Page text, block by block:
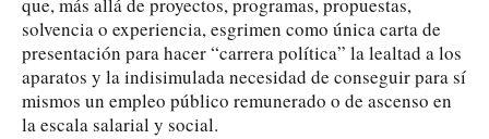
que, más allá de proyectos, programas, propuestas,
solvencia o experiencia, esgrimen como única carta de
presentación para hacer “carrera política” la lealtad a los
aparatos y la indisimulada necesidad de conseguir para sí
mismos un empleo público remunerado o de ascenso en
la escala salarial y social.